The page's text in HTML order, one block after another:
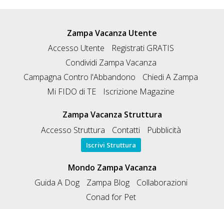
Zampa Vacanza Utente
Accesso Utente
Registrati GRATIS
Condividi Zampa Vacanza
Campagna Contro l'Abbandono
Chiedi A Zampa
Mi FIDO di TE
Iscrizione Magazine
Zampa Vacanza Struttura
Accesso Struttura
Contatti Pubblicità
Iscrivi Struttura
Mondo Zampa Vacanza
Guida A Dog
Zampa Blog
Collaborazioni
Conad for Pet